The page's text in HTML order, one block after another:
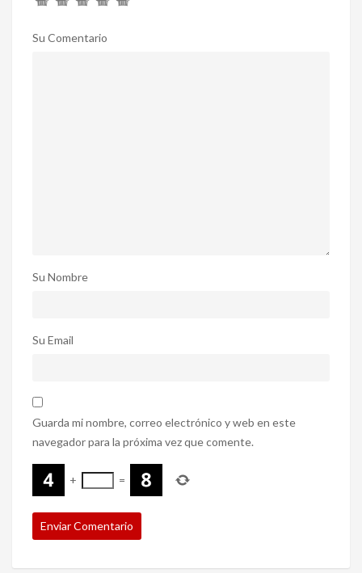
Su Comentario
Su Nombre
Su Email
Guarda mi nombre, correo electrónico y web en este
navegador para la próxima vez que comente.
+ =